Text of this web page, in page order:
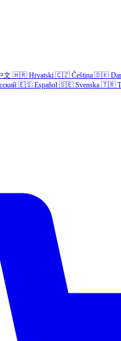
文 🇭🇷 Hrvatski 🇨🇿 Čeština 🇩🇰
🇪🇸 Español 🇸🇪 Svenska 🇹🇷